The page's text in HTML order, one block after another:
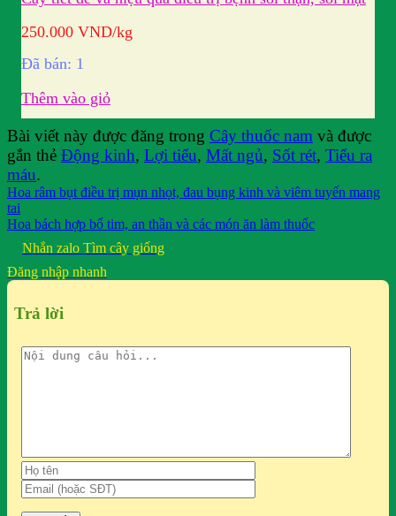
250.000 VND/kg
Đã bán: 1
Thêm vào giỏ
Bài viết này được đăng trong Cây thuốc nam và được
gắn thẻ Động kinh, Lợi tiểu, Mất ngủ, Sốt rét, Tiểu ra
máu.
Hoa râm bụt điều trị mụn nhọt, đau bụng kinh và viêm tuyến mang
tai
Hoa bách hợp bổ tim, an thần và các món ăn làm thuốc
Nhắn zalo Tìm cây giống
Đăng nhập nhanh
Trả lời